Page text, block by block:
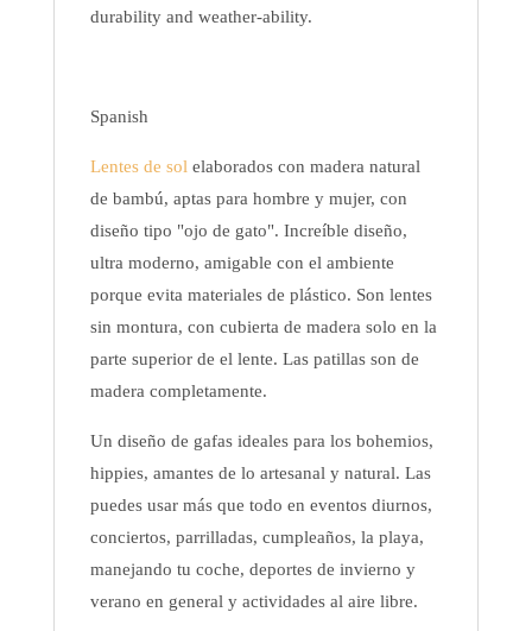
durability and weather-ability.
Spanish
Lentes de solelaborados con madera natural
de bambú, aptas para hombre y mujer, con
diseño tipo "ojo de gato". Increíble diseño,
ultra moderno, amigable con el ambiente
porque evita materiales de plástico. Son lentes
sin montura, con cubierta de madera solo en la
parte superior de el lente. Las patillas son de
madera completamente.
Un diseño de gafas ideales para los bohemios,
hippies, amantes de lo artesanal y natural. Las
puedes usar más que todo en eventos diurnos,
conciertos, parrilladas, cumpleaños, la playa,
manejando tu coche, deportes de invierno y
verano en general y actividades al aire libre.